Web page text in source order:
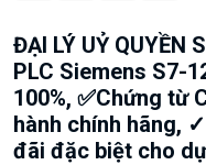
ĐẠI LÝ UỶ QUYỀN
PLC Siemens S7-
100%, ✅Chứng từ
hành chính hãng,
đãi đặc biệt cho